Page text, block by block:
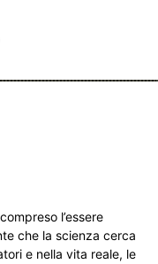
l’essere
che la scienza cerca
e nella vita reale, le